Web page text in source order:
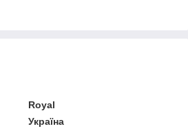
Royal
Україна